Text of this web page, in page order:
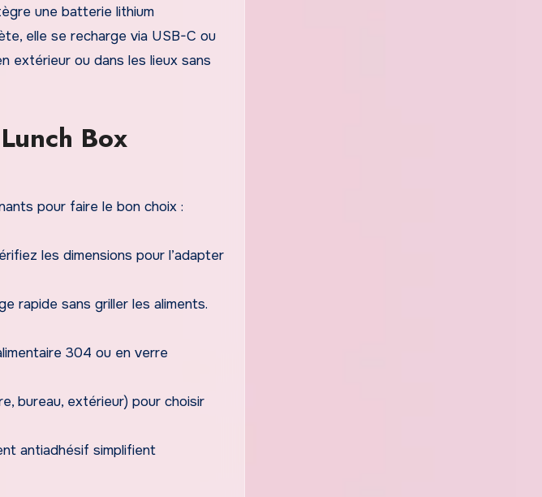
une batterie lithium
elle se recharge via USB-C ou
extérieur ou dans les lieux sans
Box
pour faire le bon choix :
les dimensions pour l’adapter
rapide sans griller les aliments.
304 ou en verre
bureau, extérieur) pour choisir
antiadhésif simplifient